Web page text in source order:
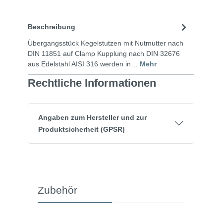
Beschreibung
Übergangsstück Kegelstutzen mit Nutmutter nach
DIN 11851 auf Clamp Kupplung nach DIN 32676
aus Edelstahl AISI 316 werden in… Mehr
Rechtliche Informationen
Angaben zum Hersteller und zur
Produktsicherheit (GPSR)
Zubehör